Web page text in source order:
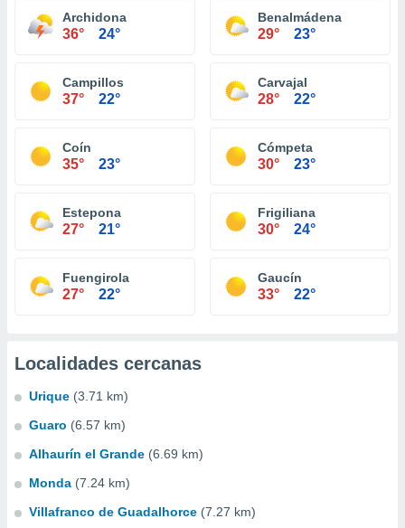
Archidona
36° 24°
Benalmádena
29° 23°
Campillos
37° 22°
Carvajal
28° 22°
Coín
35° 23°
Cómpeta
30° 23°
Estepona
27° 21°
Frigiliana
30° 24°
Fuengirola
27° 22°
Gaucín
33° 22°
Localidades cercanas
Urique (3.71 km)
Guaro (6.57 km)
Alhaurín el Grande (6.69 km)
Monda (7.24 km)
Villafranco de Guadalhorce (7.27 km)